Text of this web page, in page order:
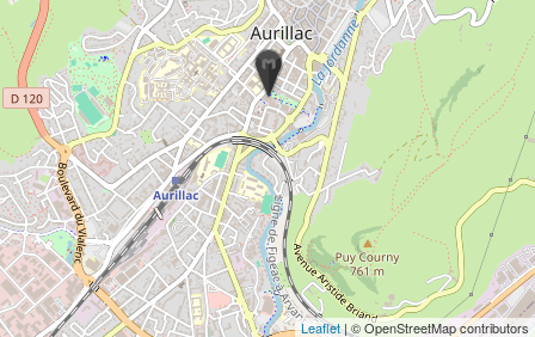
Leaflet| © OpenStreetMap contributors